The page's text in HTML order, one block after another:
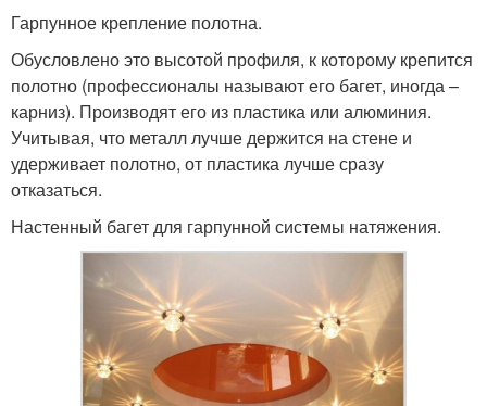
Гарпунное крепление полотна.
Обусловлено это высотой профиля, к которому крепится
полотно (профессионалы называют его багет, иногда –
карниз). Производят его из пластика или алюминия.
Учитывая, что металл лучше держится на стене и
удерживает полотно, от пластика лучше сразу
отказаться.
Настенный багет для гарпунной системы натяжения.